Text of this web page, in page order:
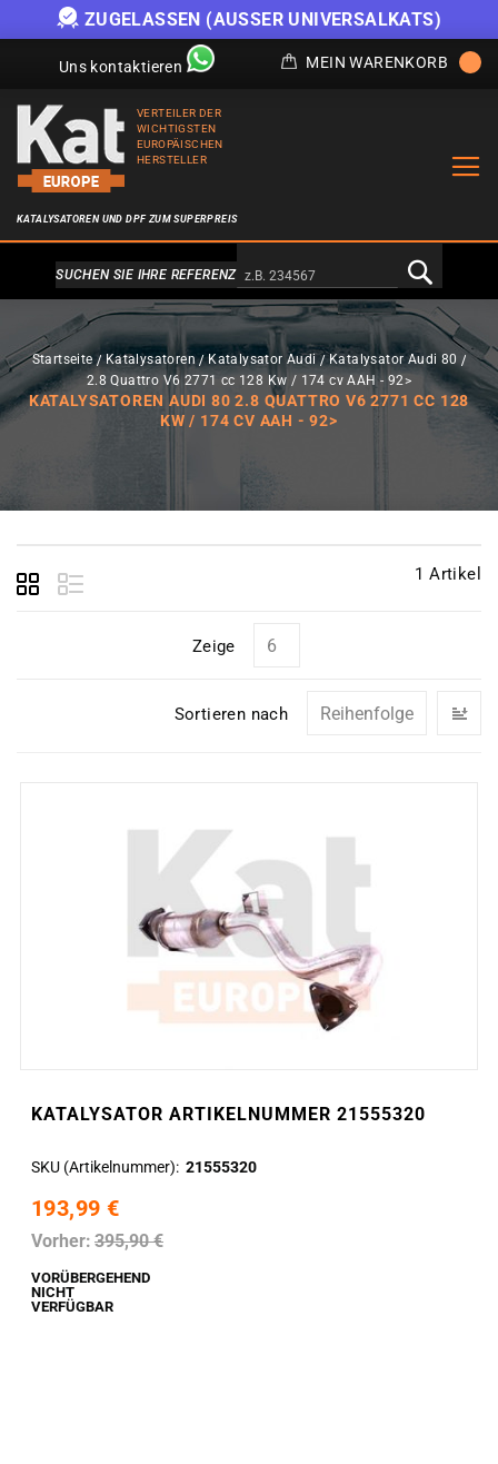
ZUGELASSEN (AUSSER UNIVERSALKATS)
Uns kontaktieren MEIN WARENKORB
VERTEILER DER
WICHTIGSTEN
EUROPÄISCHEN
HERSTELLER
KATALYSATOREN UND DPF ZUM SUPERPREIS
Alternativa a Doofinder
SUCHEN SIE IHRE REFERENZ
Startseite Katalysatoren Katalysator Audi
Katalysator Audi 80
2.8 Quattro V6 2771 cc 128 Kw / 174 cv AAH - 92>
KATALYSATOREN AUDI 80 2.8 QUATTRO V6 2771 CC 128
KW / 174 CV AAH - 92>
1 Artikel
Zeige
Sortieren nach
KATALYSATOR ARTIKELNUMMER 21555320
SKU (Artikelnummer) 21555320
193,99 €
Vorher: 395,90 €
VORÜBERGEHEND
NICHT
VERFÜGBAR